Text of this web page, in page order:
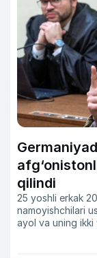
qilindi
25 yoshli erkak
namoyishchilari
ayol va uning ikki